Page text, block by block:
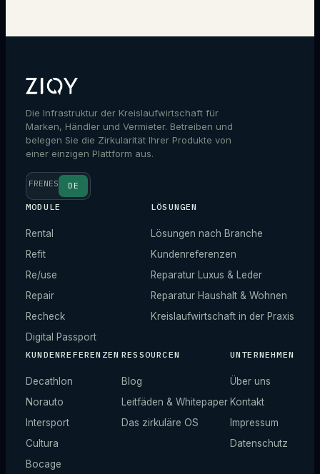
Die Infrastruktur der Kreislaufwirtschaft für
Marken, Händler und Vermieter. Betreiben und
belegen Sie die Zirkularität Ihrer Produkte von
einer einzigen Plattform aus.
FRENES DE
MODULE
Rental
Refit
Re/use
Repair
Recheck
Digital Passport
LÖSUNGEN
Lösungen nach Branche
Kundenreferenzen
Reparatur Luxus & Leder
Reparatur Haushalt & Wohnen
Kreislaufwirtschaft in der Praxis
KUNDENREFERENZEN
Decathlon
Norauto
Intersport
Cultura
Bocage
RESSOURCEN
Blog
Leitfäden & Whitepaper
Das zirkuläre OS
UNTERNEHMEN
Über uns
Kontakt
Impressum
Datenschutz